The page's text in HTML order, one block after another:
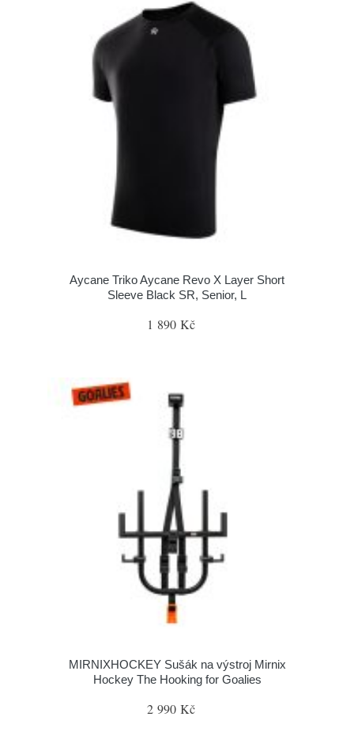
Aycane Triko Aycane Revo X Layer Short
Sleeve Black SR, Senior, L
1 890 Kč
MIRNIXHOCKEY Sušák na výstroj Mirnix
Hockey The Hooking for Goalies
2 990 Kč